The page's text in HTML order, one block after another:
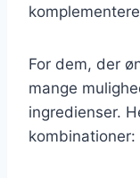
For dem, der
mange
ingredienser.
kombinationer: